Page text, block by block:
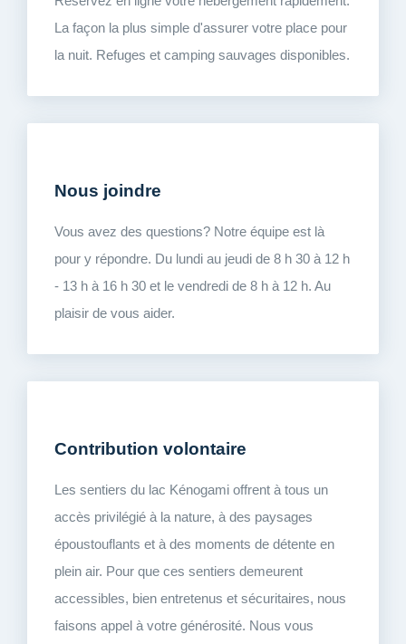
La façon la plus simple d'assurer votre place pour
la nuit. Refuges et camping sauvages disponibles.
Nous joindre
Vous avez des questions? Notre équipe est là
pour y répondre. Du lundi au jeudi de 8 h 30 à 12 h
- 13 h à 16 h 30 et le vendredi de 8 h à 12 h. Au
plaisir de vous aider.
Contribution volontaire
Les sentiers du lac Kénogami offrent à tous un
accès privilégié à la nature, à des paysages
époustouflants et à des moments de détente en
plein air. Pour que ces sentiers demeurent
accessibles, bien entretenus et sécuritaires, nous
faisons appel à votre générosité. Nous vous